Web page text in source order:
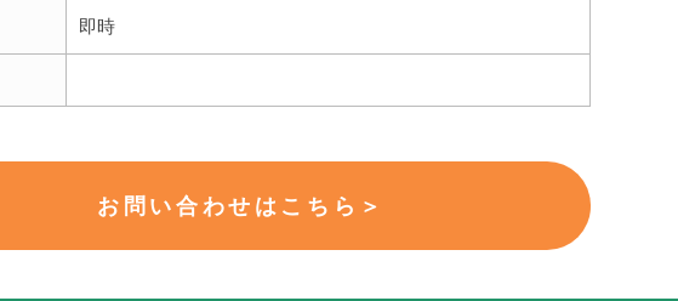
即時
お問い合わせはこちら＞